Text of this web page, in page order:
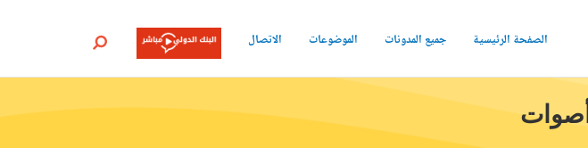
الصفحة الرئيسية جميع المدونات الموضوعات الاتصال بحث